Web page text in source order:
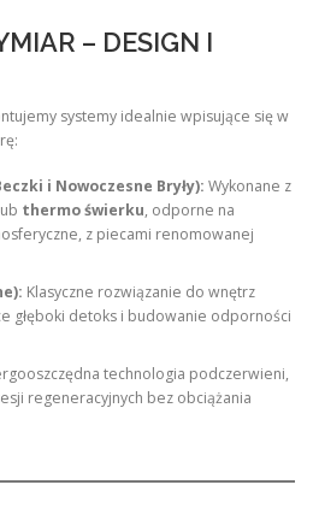
– DESIGN I
systemy idealnie wpisujące się w
i Nowoczesne Bryły): Wykonane z
thermo świerku, odporne na
z piecami renomowanej
Klasyczne rozwiązanie do wnętrz
głęboki detoks i budowanie odporności
technologia podczerwieni,
regeneracyjnych bez obciążania